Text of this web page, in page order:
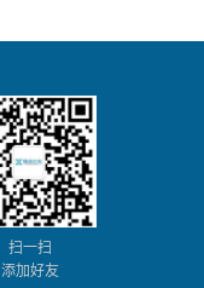
扫一扫
添加好友